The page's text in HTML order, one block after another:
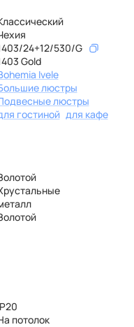
24+12/530/G
Gold
Ivele
люстры
люстры
гостиной для кафе
потолок